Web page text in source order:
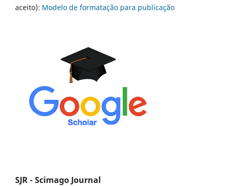
aceito): Modelo de formatação para publicação
SJR - Scimago Journal